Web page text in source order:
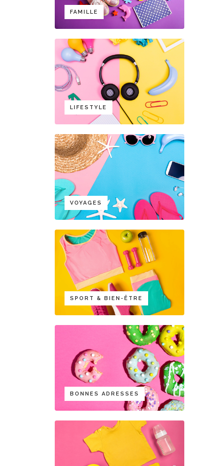
FAMILLE
LIFESTYLE
VOYAGES
SPORT & BIEN-ÊTRE
BONNES ADRESSES